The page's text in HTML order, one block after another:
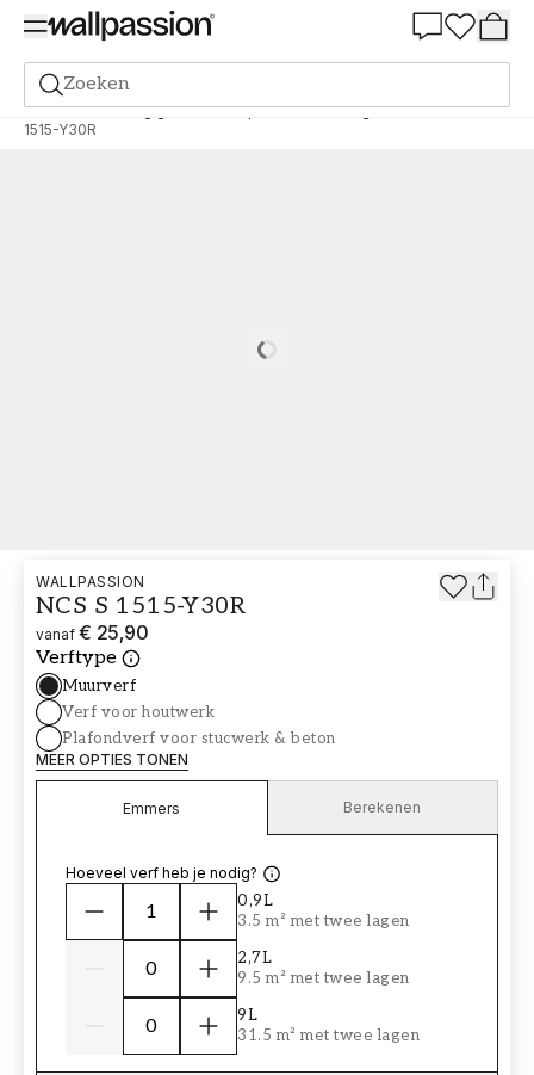
Zoeken
Verf Bestelling gebaseerd op NCS Bestelling door NCS
1515-Y30R
Loading…
WALLPASSION
NCS S 1515-Y30R
vanaf € 25,90
Verftype
Muurverf
Verf voor houtwerk
Plafondverf voor stucwerk & beton
MEER OPTIES TONEN
Emmers Berekenen
Hoeveel verf heb je nodig?
0,9L
3.5 m² met twee lagen
2,7L
9.5 m² met twee lagen
9L
31.5 m² met twee lagen